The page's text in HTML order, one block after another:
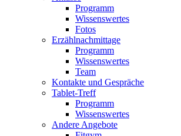
Programm
Wissenswertes
Fotos
Erzählnachmittage
Programm
Wissenswertes
Team
Kontakte und Gespräche
Tablet-Treff
Programm
Wissenswertes
Andere Angebote